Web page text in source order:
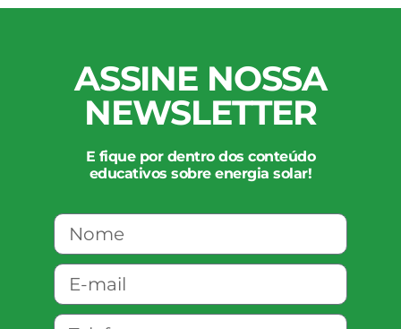
ASSINE NOSSA
NEWSLETTER
E fique por dentro dos conteúdo
educativos sobre energia solar!